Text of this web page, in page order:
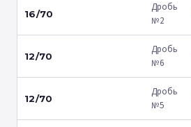
16/70
Дробь
№2
12/70
Дробь
№6
12/70
Дробь
№5